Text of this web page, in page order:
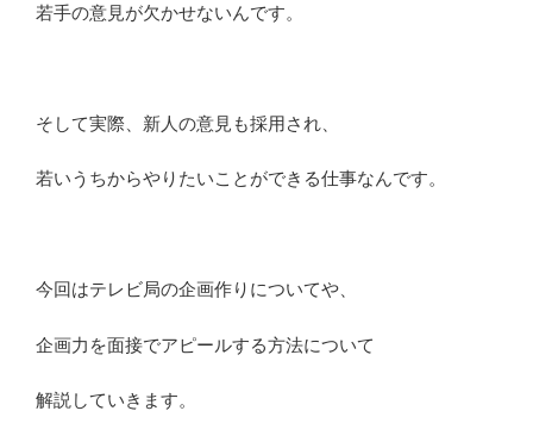
若手の意見が欠かせないんです。
そして実際、新人の意見も採用され、
若いうちからやりたいことができる仕事なんです。
今回はテレビ局の企画作りについてや、
企画力を面接でアピールする方法について
解説していきます。